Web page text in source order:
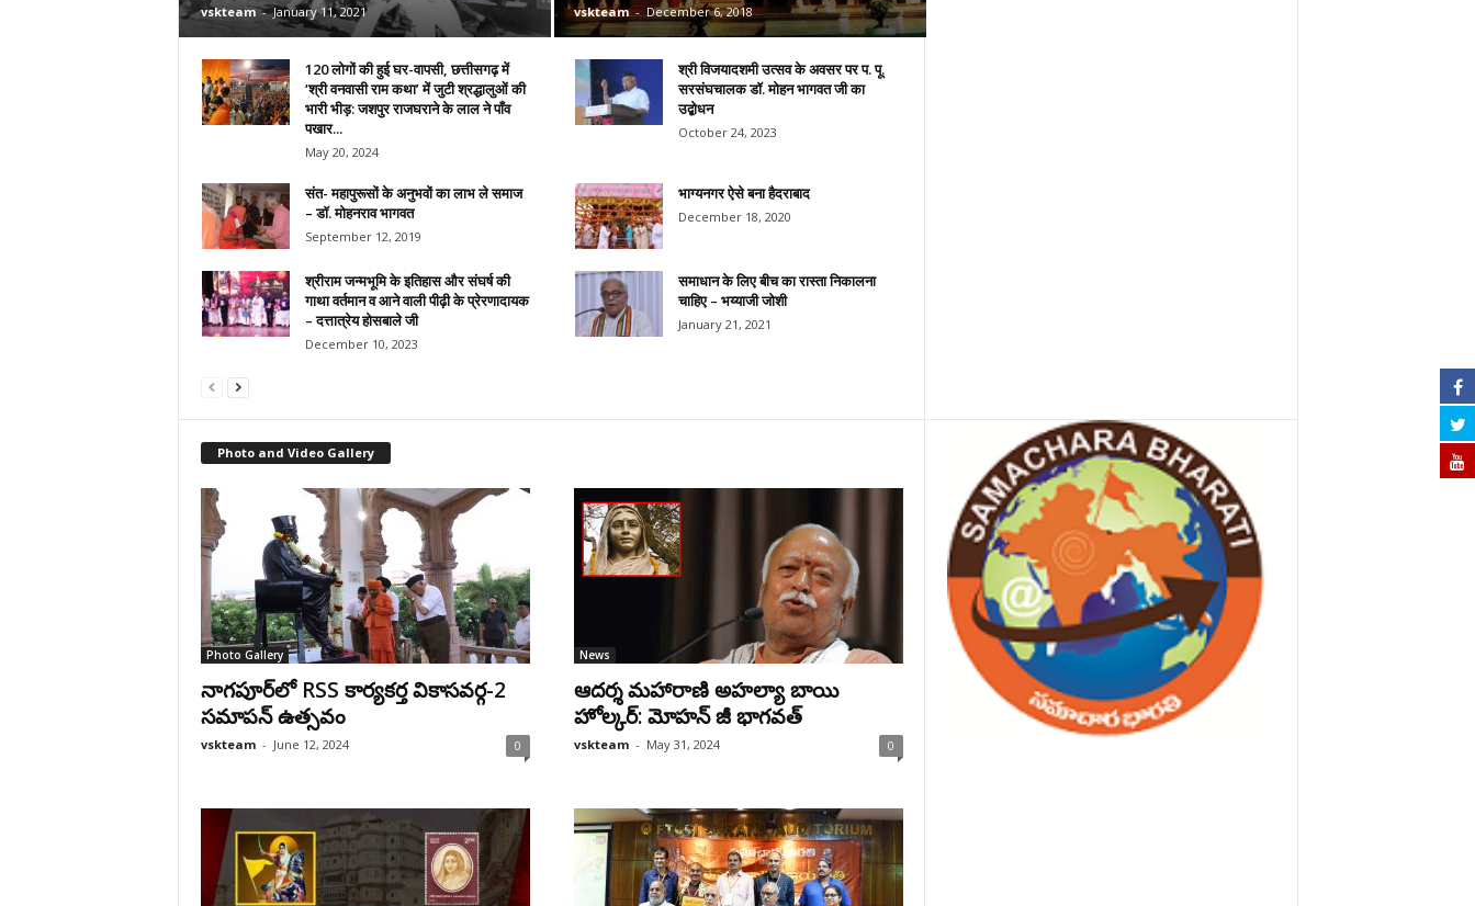
vskteam - January 11, 2021 vskteam - December 6, 2018
120 लोगों की हुई घर-वापसी, छत्तीसगढ़ में
‘श्री वनवासी राम कथा’ में जुटी श्रद्धालुओं की
भारी भीड़: जशपुर राजघराने के लाल ने पाँव
पखार...
May 20, 2024
श्री विजयादशमी उत्सव के अवसर पर प. पू.
सरसंघचालक डॉ. मोहन भागवत जी का
उद्बोधन
October 24, 2023
संत- महापुरूसों के अनुभवों का लाभ ले समाज
– डाॅ. मोहनराव भागवत
September 12, 2019
भाग्यनगर ऐसे बना हैदराबाद
December 18, 2020
श्रीराम जन्मभूमि के इतिहास और संघर्ष की
गाथा वर्तमान व आने वाली पीढ़ी के प्रेरणादायक
– दत्तात्रेय होसबाले जी
December 10, 2023
समाधान के लिए बीच का रास्ता निकालना
चाहिए – भय्याजी जोशी
January 21, 2021
Photo and Video Gallery
Photo Gallery
నాగపూర్‌లో RSS కార్యకర్త వికాసవర్గ-2
సమాపన్ ఉత్సవం
vskteam - June 12, 2024 0
News
ఆదర్శ మహారాణి అహల్యా బాయి
హోల్కర్: మోహన్ జీ భాగవత్
vskteam - May 31, 2024 0